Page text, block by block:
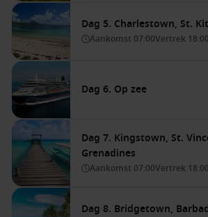
Dag 5. Charlestown, St.
Aankomst 07:00Vertrek 18:00
Dag 6. Op zee
Dag 7. Kingstown, St.
Grenadines
Aankomst 07:00Vertrek 18:00
Dag 8. Bridgetown,